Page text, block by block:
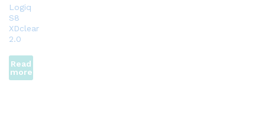
Logiq
S8
XDclear
2.0
Read
more